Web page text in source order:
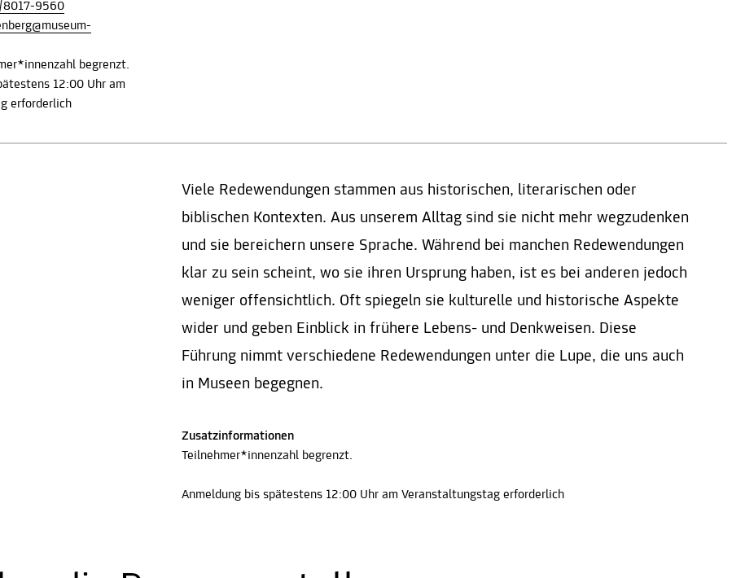
8017-9560
begrenzt.
12:00 Uhr am
erforderlich
Viele Redewendungen stammen aus historischen, literarischen oder
biblischen Kontexten. Aus unserem Alltag sind sie nicht mehr wegzudenken
und sie bereichern unsere Sprache. Während bei manchen Redewendungen
klar zu sein scheint, wo sie ihren Ursprung haben, ist es bei anderen jedoch
weniger offensichtlich. Oft spiegeln sie kulturelle und historische Aspekte
wider und geben Einblick in frühere Lebens- und Denkweisen. Diese
Führung nimmt verschiedene Redewendungen unter die Lupe, die uns auch
in Museen begegnen.
Zusatzinformationen
Teilnehmer*innenzahl begrenzt.
Anmeldung bis spätestens 12:00 Uhr am Veranstaltungstag erforderlich